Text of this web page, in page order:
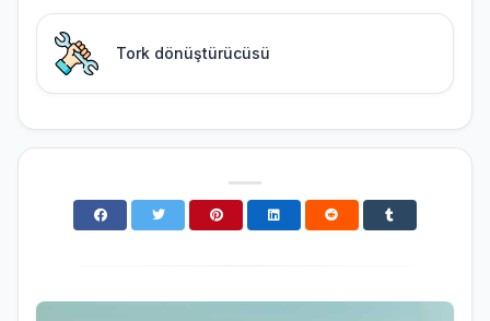
Tork dönüştürücüsü